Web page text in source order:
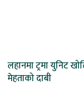
लहानमा ट्रमा युनिट
मेहताको दाबी